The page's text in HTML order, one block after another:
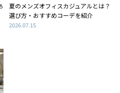
夏のメンズオフィスカジュアルとは？
選び方・おすすめコーデを紹介
2026.07.15